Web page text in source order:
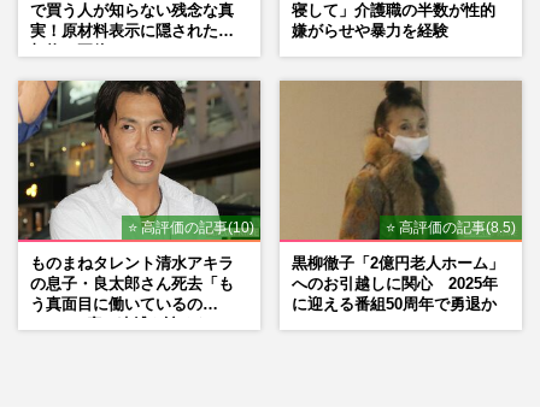
で買う人が知らない残念な真
実！原材料表示に隠された添
寝して」介護職の半数が性的
嫌がらせや暴力を経験
⭐ 高評価の記事(10)
ものまねタレント清水アキラ
の息子・良太郎さん死去「も
う真面目に働いているの
⭐ 高評価の記事(8.5)
黒柳徹子「2億円老人ホーム」
へのお引越しに関心 2025年
に迎える番組50周年で勇退か